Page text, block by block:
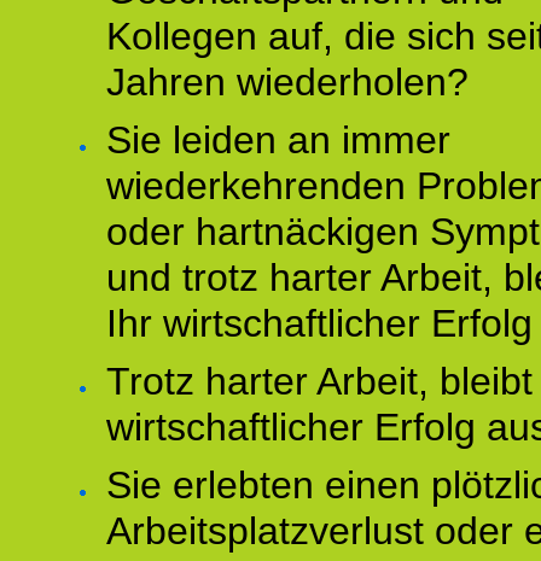
Kollegen auf, die sich
Jahren wiederholen?
Sie leiden an immer
wiederkehrenden
oder hartnäckigen
und trotz harter Arbeit,
Ihr wirtschaftlicher
Trotz harter Arbeit,
wirtschaftlicher Erfolg
Sie erlebten einen
Arbeitsplatzverlust oder